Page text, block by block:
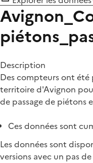
Description
Des compteurs ont été
territoire d'Avignon
de passage de piétons
Ces données sont
Les données sont
versions avec un pas